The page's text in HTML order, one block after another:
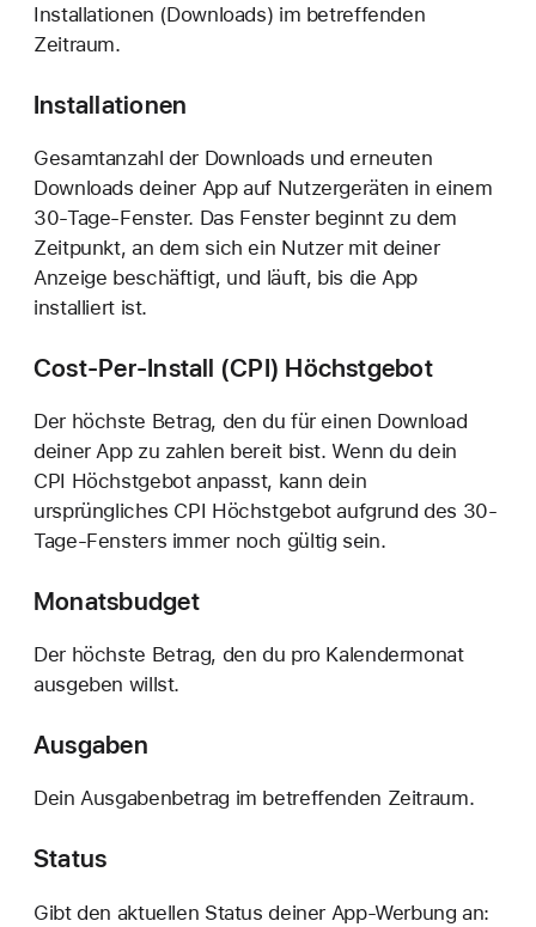
Installationen (Downloads) im betreffenden
Zeitraum.
Installationen
Gesamtanzahl der Downloads und erneuten
Downloads deiner App auf Nutzergeräten in einem
30-Tage-Fenster. Das Fenster beginnt zu dem
Zeitpunkt, an dem sich ein Nutzer mit deiner
Anzeige beschäftigt, und läuft, bis die App
installiert ist.
Cost-Per-Install (CPI) Höchstgebot
Der höchste Betrag, den du für einen Download
deiner App zu zahlen bereit bist. Wenn du dein
CPI Höchstgebot anpasst, kann dein
ursprüngliches CPI Höchstgebot aufgrund des 30-
Tage-Fensters immer noch gültig sein.
Monatsbudget
Der höchste Betrag, den du pro Kalendermonat
ausgeben willst.
Ausgaben
Dein Ausgabenbetrag im betreffenden Zeitraum.
Status
Gibt den aktuellen Status deiner App-Werbung an: